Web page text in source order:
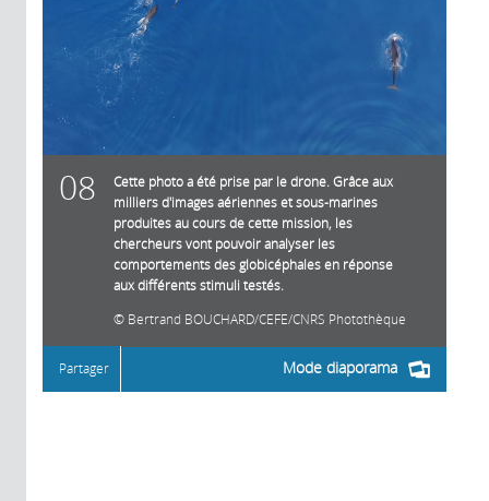
08
Cette photo a été prise par le drone. Grâce aux
milliers d'images aériennes et sous-marines
produites au cours de cette mission, les
chercheurs vont pouvoir analyser les
comportements des globicéphales en réponse
aux différents stimuli testés.
Bertrand BOUCHARD/CEFE/CNRS Photothèque
Mode diaporama
Partager